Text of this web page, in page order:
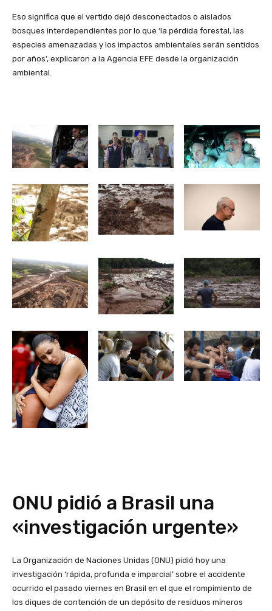
Eso significa que el vertido dejó desconectados o aislados
bosques interdependientes por lo que ‘la pérdida forestal, las
especies amenazadas y los impactos ambientales serán sentidos
por años’, explicaron a la Agencia EFE desde la organización
ambiental.
ONU pidió a Brasil una
«investigación urgente»
La Organización de Naciones Unidas (ONU) pidió hoy una
investigación ‘rápida, profunda e imparcial’ sobre el accidente
ocurrido el pasado viernes en Brasil en el que el rompimiento de
los diques de contención de un depósito de residuos mineros